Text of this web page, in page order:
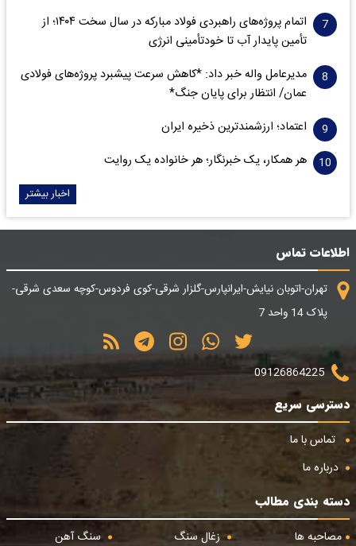
اتمام پروژه‌های راهبردی فولاد مبارکه در سال سخت ۱۴۰۴؛ از
تأمین پایدار آب تا خودتأمینی انرژی
مدیرعامل واله خبر داد: *کاهش سرعت پیشبرد پروژه‌های فولادی
عمان/ انتظار برای پایان جنگ*
اعتماد؛ ارزشمندترین ذخیره ایران
هر همکار، یک خبرنگار؛ هر خانواده یک روایت
اخبار بیشتر
اطلاعات تماس
تهران-اتوبان نیایش-ایرانپارس-گلزار شرقی-کوی فردوس-کوچه سعدی شرقی-
پلاک 14 واحد 7
09126864225
دسترسی سریع
تماس با ما
درباره ما
دسته بندی مطالب
مصاحبه ها
زغال سنگ سنگ آهن